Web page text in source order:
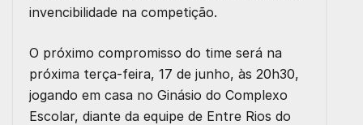
invencibilidade na competição.
O próximo compromisso do time será na
próxima terça-feira, 17 de junho, às 20h30,
jogando em casa no Ginásio do Complexo
Escolar, diante da equipe de Entre Rios do